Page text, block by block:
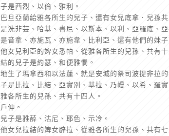
是西烈、以倫、雅利。
旦亞蘭給雅各所生的兒子、還有女兒底拿．兒孫共
洗非芸、哈基、書尼、以斯本、以利、亞羅底、亞
音拿、亦施瓦、亦施韋、比利亞、還有他們的妹
女兒利亞的婢女悉帕、從雅各所生的兒孫、共有十
的兒子是約瑟、和便雅憫。
生了瑪拿西和以法蓮、就是安城的祭司波提非拉
是比拉、比結、亞實別、基拉、乃幔、以希、羅實
各所生的兒孫、共有十四人。
伸。
子是雅薛、沽尼、耶色、示冷。
女兒拉結的婢女辟拉、從雅各所生的兒孫、共有七